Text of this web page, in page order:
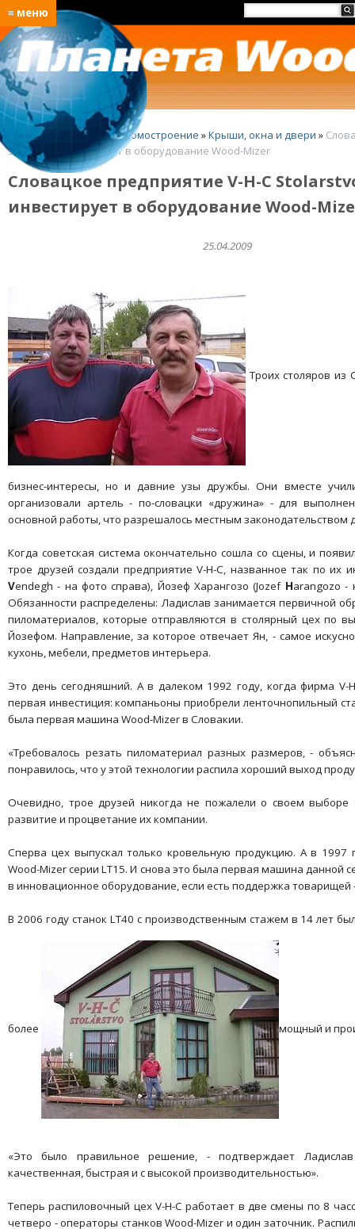
≡ меню
Главная Деревянное домостроение »Крыши, окна и двери »
за шагом инвестирует в оборудование Wood-Mizer
Словацкое предприятие V-H-C
инвестирует в оборудование Wood-
25.04.2009
Троих столяров из
бизнес-интересы, но и давние узы дружбы. Они вместе
организовали артель - по-словацки «дружина» - для
основной работы, что разрешалось местным законодательством
Когда советская система окончательно сошла со сцены, и
трое друзей создали предприятие V-H-C, названное так по их
Vendegh - на фото справа), Йозеф Харангозо (Jozef Harangozo -
Обязанности распределены: Ладислав занимается первичной
пиломатериалов, которые отправляются в столярный цех по
Йозефом. Направление, за которое отвечает Ян, - самое
кухонь, мебели, предметов интерьера.
Это день сегодняшний. А в далеком 1992 году, когда фирма V-
первая инвестиция: компаньоны приобрели ленточнопильный
была первая машина Wood-Mizer в Словакии.
«Требовалось резать пиломатериал разных размеров, -
понравилось, что у этой технологии распила хороший выход
Очевидно, трое друзей никогда не пожалели о своем выборе
развитие и процветание их компании.
Сперва цех выпускал только кровельную продукцию. А в 1997
Wood-Mizer серии LT15. И снова это была первая машина данной
в инновационное оборудование, если есть поддержка товарищей
В 2006 году станок LT40 с производственным стажем в 14 лет
более мощный и
«Это было правильное решение, - подтверждает
качественная, быстрая и с высокой производительностью».
Теперь распиловочный цех V-H-C работает в две смены по 8
четверо - операторы станков Wood-Mizer и один заточник.